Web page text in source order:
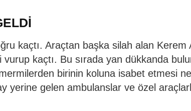
kaçtı. Araçtan başka silah alan Kerem
vurup kaçtı. Bu sırada yan dükkanda
birinin koluna isabet etmesi
yerine gelen ambulanslar ve özel